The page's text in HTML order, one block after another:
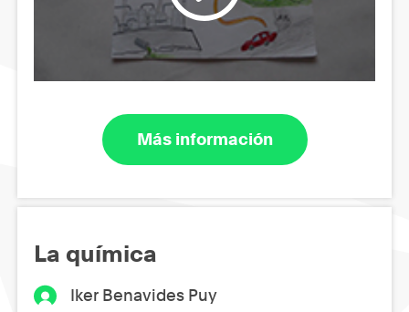
Más información
La química
Iker Benavides Puy